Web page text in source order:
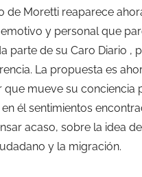
de Moretti reaparece
y personal que
parte de su Caro Diario ,
La propuesta es
que mueve su conciencia
él sentimientos
acaso, sobre la idea
y la migración.